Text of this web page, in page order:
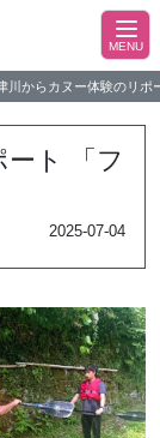
川からカヌー体験のリポ
ト 「フ
2025-07-04